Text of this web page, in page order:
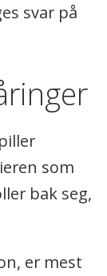
svar på
som
bak seg,
er mest